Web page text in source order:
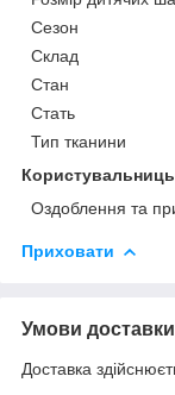
Сезон
Склад
Стан
Стать
Тип тканини
Оздоблення та
Приховати
Умови доставки
Доставка